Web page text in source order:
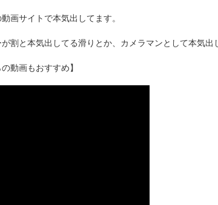
画サイトで本気出してます。
割と本気出してる滑りとか、カメラマンとして本気出
の動画もおすすめ】